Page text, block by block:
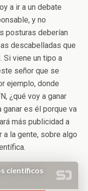
a ir a un debate
y no
posturas deberían
descabelladas que
Si viene un tipo a
señor que se
ejemplo, donde
¿qué voy a ganar
ganar es él porque va
más publicidad a
a la gente, sobre algo